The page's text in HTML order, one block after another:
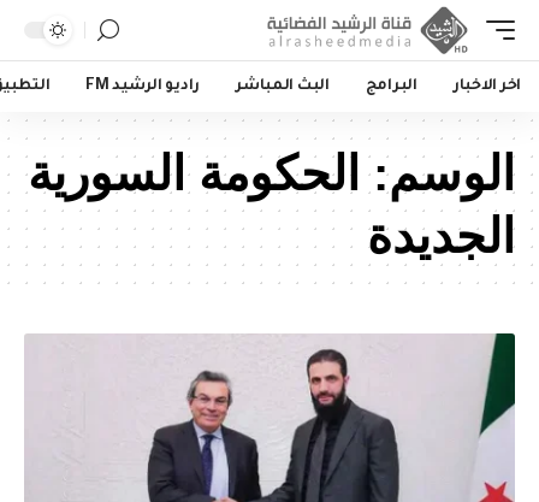
اخر الاخبار البرامج البث المباشر راديو الرشيد FM
الوسم: الحكومة السورية
الجديدة